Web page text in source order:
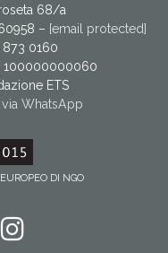
68/a
– [email protected]
0160
100000000060
ETS
WhatsApp
DI NGO
Twitter
Instagram